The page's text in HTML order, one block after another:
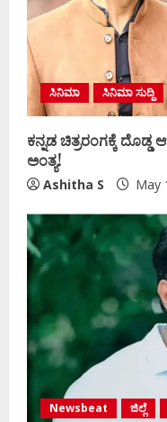
ಸಿನಿಮಾ ಸಿನಿಮಾ ಸುದ್ದಿ
ಕನ್ನಡ ಚಿತ್ರರಂಗಕ್ಕೆ
ಅಂತ್ಯ!
Ashitha S May
Newsbeat ಜಿಲ್ಲೆ